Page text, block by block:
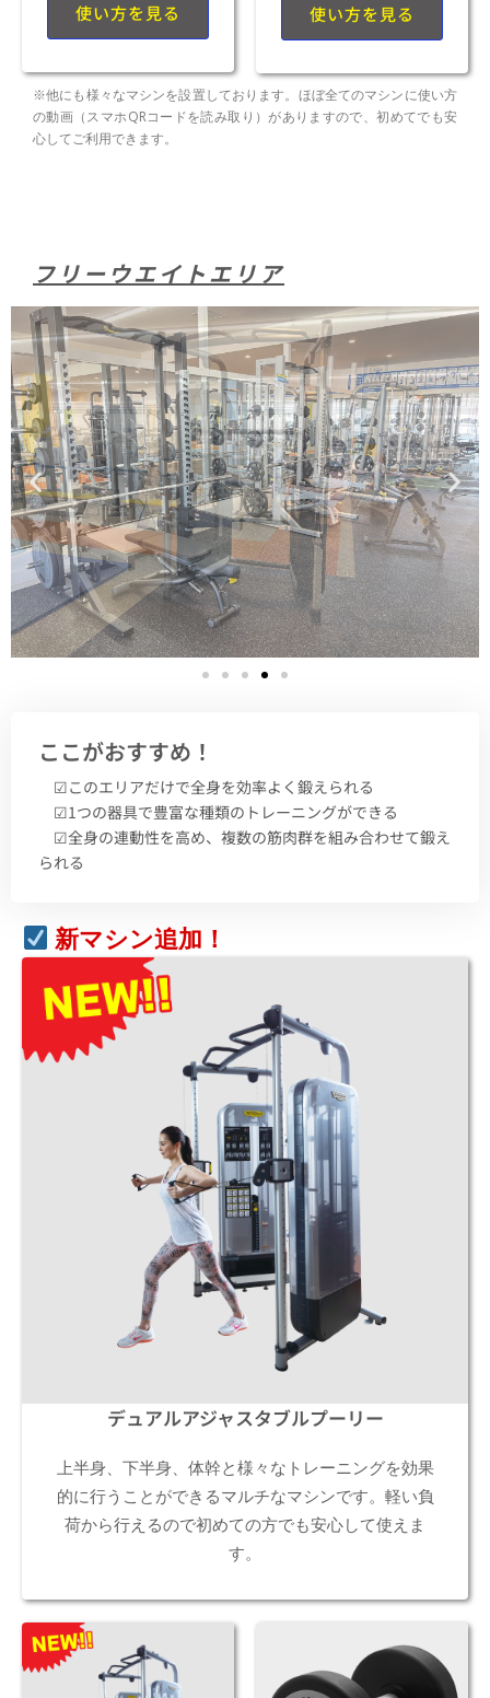
使い方を見る 使い方を見る
※他にも様々なマシンを設置しております。ほぼ全てのマシンに使い方
の動画（スマホQRコードを読み取り）がありますので、初めてでも安
心してご利用できます。
フリーウエイトエリア
ここがおすすめ！
☑︎このエリアだけで全身を効率よく鍛えられる
☑︎1つの器具で豊富な種類のトレーニングができる
☑︎全身の連動性を高め、複数の筋肉群を組み合わせて鍛え
られる
新マシン追加！
デュアルアジャスタブルプーリー
上半身、下半身、体幹と様々なトレーニングを効果
的に行うことができるマルチなマシンです。軽い負
荷から行えるので初めての方でも安心して使えま
す。